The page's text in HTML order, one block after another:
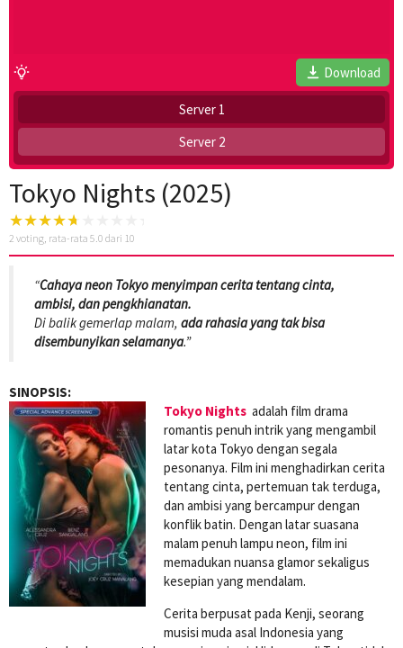
Download
Server 1
Server 2
Tokyo Nights (2025)
2 voting, rata-rata 5.0 dari 10
“Cahaya neon Tokyo menyimpan cerita tentang cinta,
ambisi, dan pengkhianatan.
Di balik gemerlap malam, ada rahasia yang tak bisa
disembunyikan selamanya.”
SINOPSIS:
Tokyo Nights adalah film drama
romantis penuh intrik yang mengambil
latar kota Tokyo dengan segala
pesonanya. Film ini menghadirkan cerita
tentang cinta, pertemuan tak terduga,
dan ambisi yang bercampur dengan
konflik batin. Dengan latar suasana
malam penuh lampu neon, film ini
memadukan nuansa glamor sekaligus
kesepian yang mendalam.
Cerita berpusat pada Kenji, seorang
musisi muda asal Indonesia yang